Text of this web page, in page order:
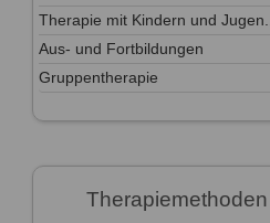
Therapie mit Kindern und Jugen...
Aus- und Fortbildungen
Gruppentherapie
Therapiemethoden